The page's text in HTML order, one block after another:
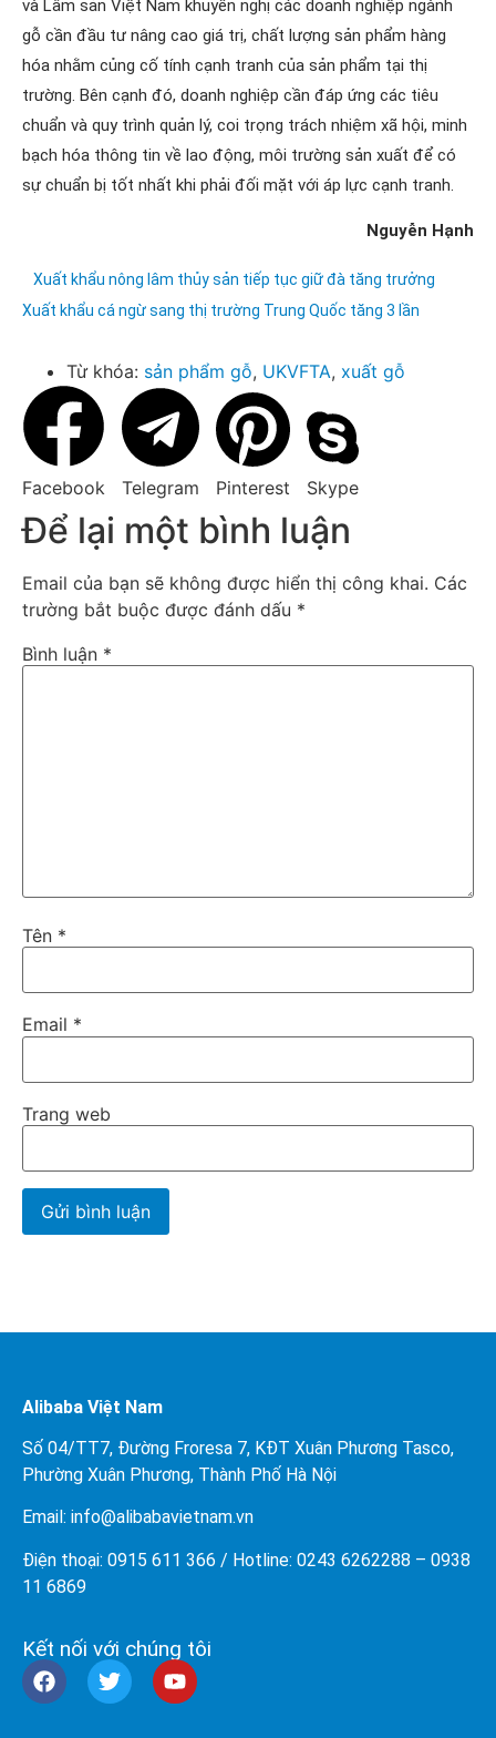
và Lâm sản Việt Nam khuyến nghị các doanh nghiệp ngành
gỗ cần đầu tư nâng cao giá trị, chất lượng sản phẩm hàng
hóa nhằm củng cố tính cạnh tranh của sản phẩm tại thị
trường. Bên cạnh đó, doanh nghiệp cần đáp ứng các tiêu
chuẩn và quy trình quản lý, coi trọng trách nhiệm xã hội, minh
bạch hóa thông tin về lao động, môi trường sản xuất để có
sự chuẩn bị tốt nhất khi phải đối mặt với áp lực cạnh tranh.
Nguyễn Hạnh
Xuất khẩu nông lâm thủy sản tiếp tục giữ đà tăng trưởng
Xuất khẩu cá ngừ sang thị trường Trung Quốc tăng 3 lần
Từ khóa: sản phẩm gỗ, UKVFTA, xuất gỗ
Facebook Telegram Pinterest Skype
Để lại một bình luận
Email của bạn sẽ không được hiển thị công khai. Các
trường bắt buộc được đánh dấu *
Bình luận *
Tên *
Email *
Trang web
Alibaba Việt Nam
Số 04/TT7, Đường Froresa 7, KĐT Xuân Phương Tasco,
Phường Xuân Phương, Thành Phố Hà Nội
Email: info@alibabavietnam.vn
Điện thoại: 0915 611 366 / Hotline: 0243 6262288 – 0938
11 6869
Kết nối với chúng tôi